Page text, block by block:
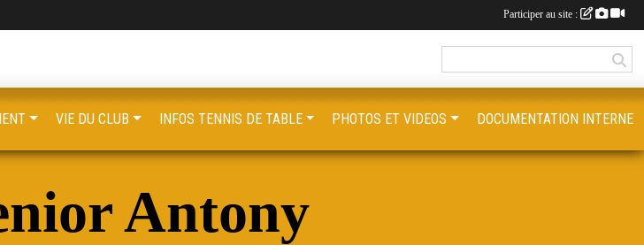
Antony
VIE DU CLUB INFOS TENNIS DE TABLE PHOTOS ET VIDEOS DOCUMENTATION INTERNE
Participer au site :